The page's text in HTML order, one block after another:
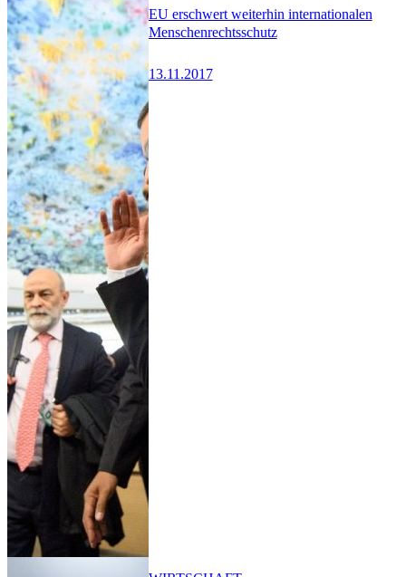
EU erschwert weiterhin internationalen
Menschenrechtsschutz
13.11.2017